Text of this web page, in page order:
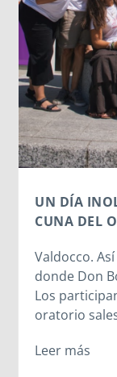
Cada
artificial
un
Leer